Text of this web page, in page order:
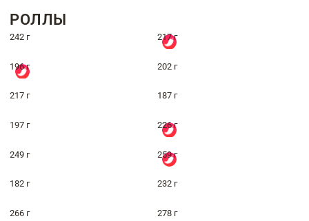
РОЛЛЫ
242 г 217 г
196 г 202 г
217 г 187 г
197 г 226 г
249 г 259 г
182 г 232 г
266 г 278 г